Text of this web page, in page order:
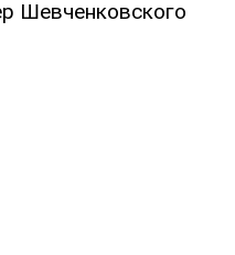
Шевченковского